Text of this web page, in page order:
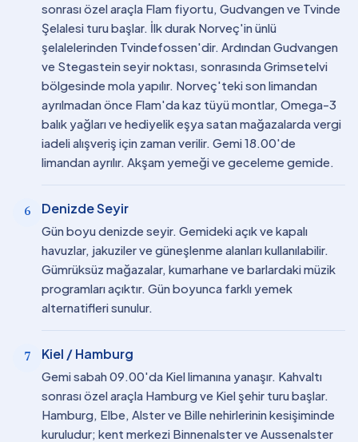
sonrası özel araçla Flam fiyortu, Gudvangen ve Tvinde
Şelalesi turu başlar. İlk durak Norveç'in ünlü
şelalelerinden Tvindefossen'dir. Ardından Gudvangen
ve Stegastein seyir noktası, sonrasında Grimsetelvi
bölgesinde mola yapılır. Norveç'teki son limandan
ayrılmadan önce Flam'da kaz tüyü montlar, Omega-3
balık yağları ve hediyelik eşya satan mağazalarda vergi
iadeli alışveriş için zaman verilir. Gemi 18.00'de
limandan ayrılır. Akşam yemeği ve geceleme gemide.
6 Denizde Seyir
Gün boyu denizde seyir. Gemideki açık ve kapalı
havuzlar, jakuziler ve güneşlenme alanları kullanılabilir.
Gümrüksüz mağazalar, kumarhane ve barlardaki müzik
programları açıktır. Gün boyunca farklı yemek
alternatifleri sunulur.
7 Kiel / Hamburg
Gemi sabah 09.00'da Kiel limanına yanaşır. Kahvaltı
sonrası özel araçla Hamburg ve Kiel şehir turu başlar.
Hamburg, Elbe, Alster ve Bille nehirlerinin kesişiminde
kuruludur; kent merkezi Binnenalster ve Aussenalster